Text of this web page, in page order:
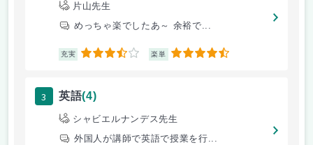
片山先生
めっちゃ楽でしたあ～ 余裕で...
充実 3.5 楽単 4.5
3 英語(4)
シャビエルナンデス先生
外国人が講師で英語で授業を行...